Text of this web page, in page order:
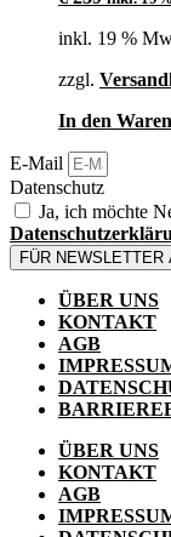
inkl. 19 %
zzgl.
In den
E-Mail
Datenschutz
Ja, ich möchte
FÜR NEWSLETTER
ÜBER UNS
KONTAKT
AGB
ÜBER UNS
KONTAKT
AGB